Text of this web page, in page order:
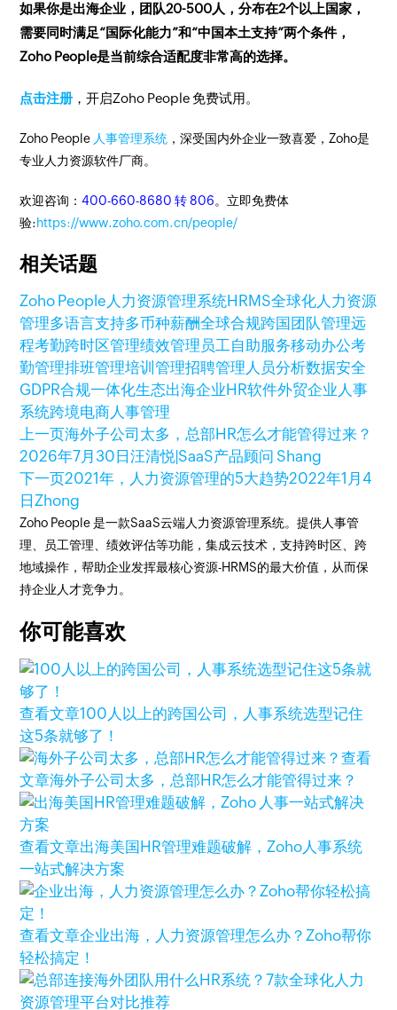
如果你是出海企业，团队20-500人，分布在2个以上国家，
需要同时满足“国际化能力”和“中国本土支持”两个条件，
Zoho People是当前综合适配度非常高的选择。
点击注册 ，开启Zoho People 免费试用。
Zoho People 人事管理系统 ，深受国内外企业一致喜爱，Zoho是
专业人力资源软件厂商。
欢迎咨询：400-660-8680 转 806。立即免费体
验:https://www.zoho.com.cn/people/
相关话题
Zoho People 人力资源管理系统HRMS全球化人力资源
管理多语言支持多币种薪酬全球合规跨国团队管理远
程考勤跨时区管理绩效管理 员工自助服务移动办公考
勤管理排班管理培训管理招聘管理 人员分析数据安全
GDPR合规一体化生态出海企业HR软件外贸企业人事
系统跨境电商人事管理
上一页海外子公司太多，总部HR怎么才能管得过来？
2026年7月30日汪清悦|SaaS产品顾问 Shang
下一页2021年，人力资源管理的5大趋势2022年1月4
日Zhong
Zoho People 是一款SaaS云端人力资源管理系统。提供人事管
理、员工管理、绩效评估等功能，集成云技术，支持跨时区、跨
地域操作，帮助企业发挥最核心资源-HRMS的最大价值，从而保
持企业人才竞争力。
你可能喜欢
查看文章100人以上的跨国公司，人事系统选型记住
这5条就够了！
查看
文章海外子公司太多，总部HR怎么才能管得过来？
查看文章出海美国HR管理难题破解，Zoho人事系统
一站式解决方案
查看文章企业出海，人力资源管理怎么办？Zoho帮你
轻松搞定！